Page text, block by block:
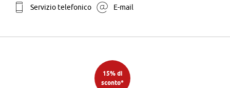
Servizio telefonico E-mail
15% di
sconto*